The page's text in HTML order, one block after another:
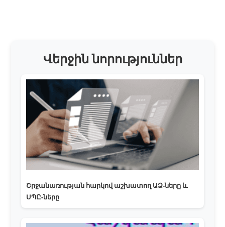
Վերջին նորություններ
Շրջանառության հարկով աշխատող ԱՁ-ները և
ՍՊԸ-ները